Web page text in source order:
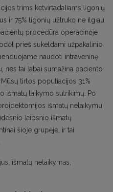
trims ketvirtadaliams ligonių
ir 75% ligonių užtruko ne ilgiau
procedūra operacinėje
prieš sukeldami užpakalinio
naudoti intraveninę
nes tai labai sumažina paciento
tirtos populiacijos 31%
išmatų laikymo sutrikimų. Po
išmatų nelaikymu
laipsnio išmatų
šioje grupėje, ir tai
išmatų nelaikymas,